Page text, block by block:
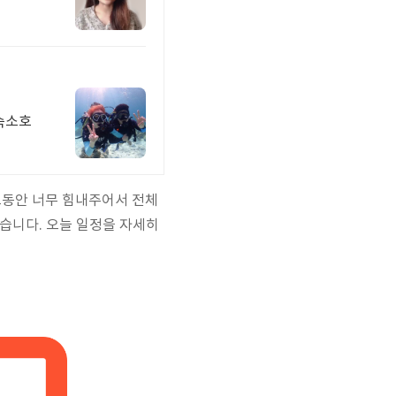
안 너무 힘내주어서 전체
니다. 오늘 일정을 자세히